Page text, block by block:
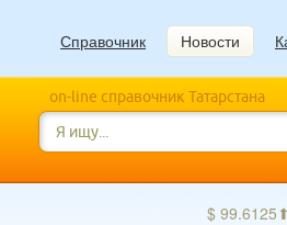
Справочник Новости
on-line справочник Татарстана
$